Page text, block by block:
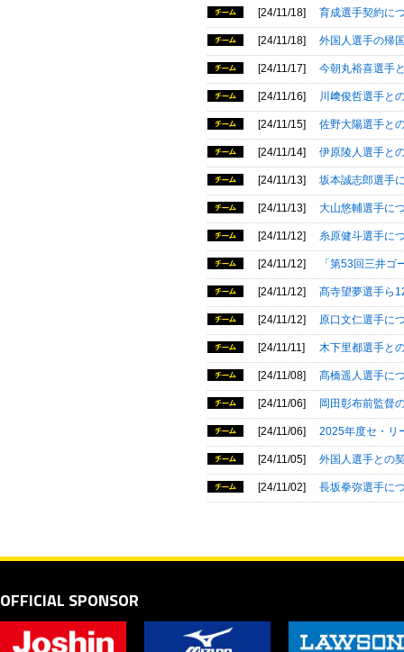
[24/11/18] 育成選手契約に
[24/11/18] 外国人選手の帰
[24/11/17] 今朝丸裕喜選手
[24/11/16] 川﨑俊哲選手と
[24/11/15] 佐野大陽選手と
[24/11/14] 伊原陵人選手と
[24/11/13] 坂本誠志郎選手
[24/11/13] 大山悠輔選手に
[24/11/12] 糸原健斗選手に
[24/11/12] 「第53回三井
[24/11/12] 髙寺望夢選手ら
[24/11/12] 原口文仁選手に
[24/11/11] 木下里都選手と
[24/11/08] 髙橋遥人選手に
[24/11/06] 岡田彰布前監督
[24/11/06] 2025年度セ・リ
[24/11/05] 外国人選手との
[24/11/02] 長坂拳弥選手に
OFFICIAL SPONSOR